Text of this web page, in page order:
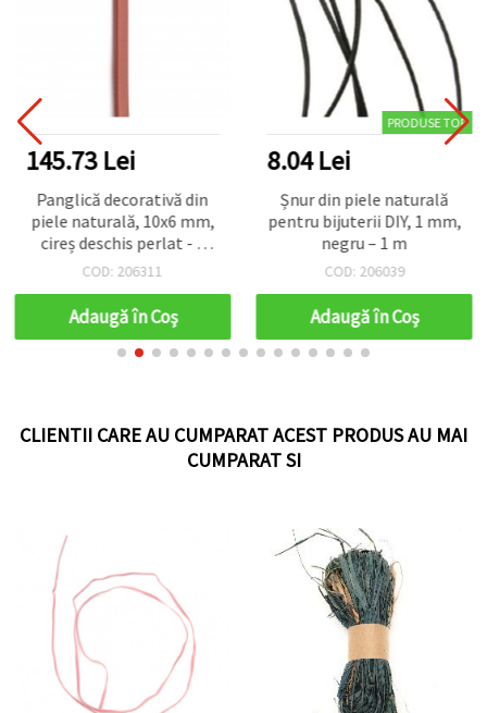
145.73 Lei
Panglică decorativă din
piele naturală, 10x6 mm,
cireș deschis perlat - 1
metru
COD: 206311
Adaugă în Coş
PRODUSE TOP
8.04 Lei
Șnur din piele naturală
pentru bijuterii DIY, 1 mm,
negru – 1 m
COD: 206039
Adaugă în Coş
CLIENTII CARE AU CUMPARAT ACEST PRODUS AU MAI
CUMPARAT SI